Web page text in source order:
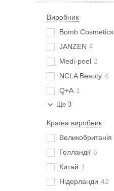
Виробник
Bomb Cosmetics
JANZEN 4
Medi-peel 2
NCLA Beauty 4
Q+A 1
Ще 3
Країна виробник
Великобританія
Голландії 6
Китай 1
Нідерланди 42